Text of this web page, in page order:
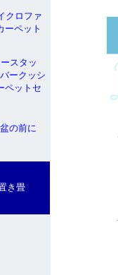
クロファ
ーペット
スタッ
ークッシ
ペットセ
の前に
き畳